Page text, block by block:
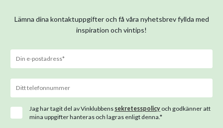
Lämna dina kontaktuppgifter och få våra nyhetsbrev fyllda med
inspiration och vintips!
Jag har tagit del av Vinklubbens sekretesspolicy och godkänner att
mina uppgifter hanteras och lagras enligt denna.*